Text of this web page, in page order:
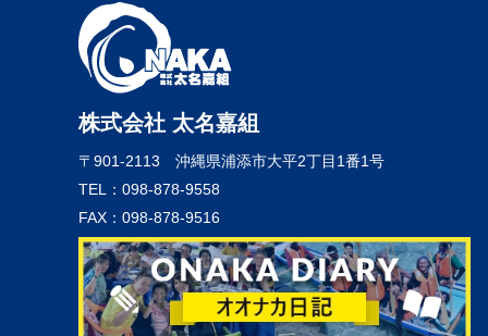
株式会社 太名嘉組
〒901-2113 沖縄県浦添市大平2丁目1番1号
TEL：098-878-9558
FAX：098-878-9516